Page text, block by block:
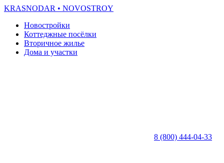
KRASNODAR • NOVOSTROY
Новостройки
Коттеджные посёлки
Вторичное жилье
Дома и участки
8 (800) 444-04-33